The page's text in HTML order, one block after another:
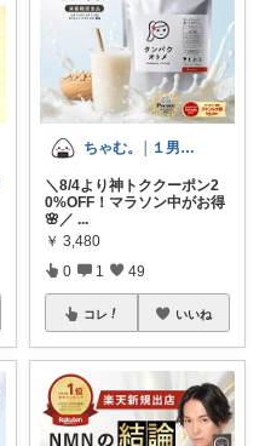
ちゃむ。│１男２女＋🐶のふっくらママ
＼8/4より神トククーポン2
0%OFF！マラソン中がお得
🌸／...
￥ 3,480
0 1 49
コレ いいね